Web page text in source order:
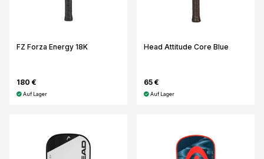
FZ Forza Energy 18K
180 €
Auf Lager
Head Attitude Core Blue
65 €
Auf Lager